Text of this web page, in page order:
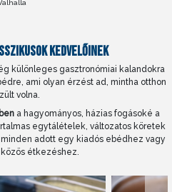
KEDVELŐINEK
különleges gasztronómiai kalandokra
ami olyan érzést ad, mintha otthon
volna.
a hagyományos, házias fogásoké a
egytálételek, változatos köretek
adott egy kiadós ebédhez vagy
étkezéshez.